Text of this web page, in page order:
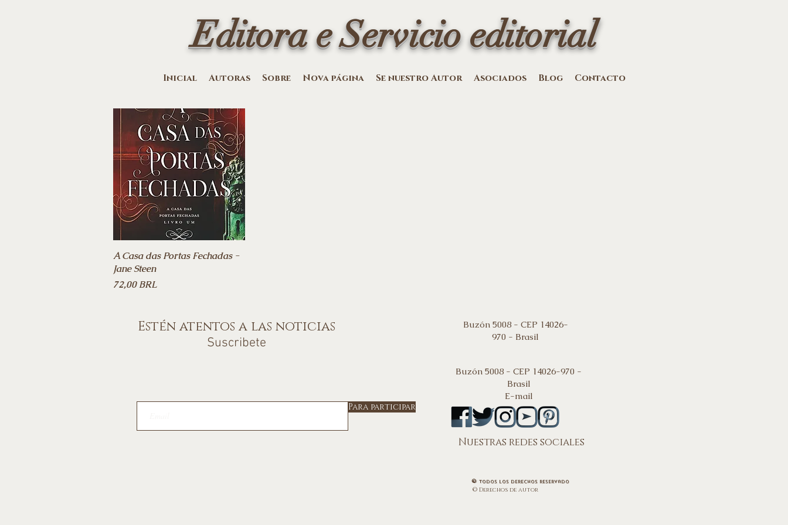
Editora e Servicio editorial
Inicial Autoras Sobre Nova página Se nuestro Autor Asociados Blog Contacto
Vista rápida
A Casa das Portas Fechadas -
Jane Steen
Precio
72,00 BRL
Estén atentos a las noticias
Suscribete
Buzón 5008 - CEP 14026-
970 - Brasil
Buzón 5008 - CEP 14026-970 -
Brasil
Para participar
E-mail
Nuestras redes sociales
© todos los derechos reservado
© Derechos de autor